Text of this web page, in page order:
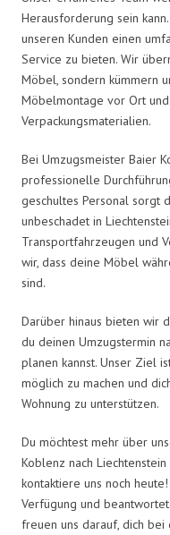
Herausforderung sein
unseren Kunden einen
Service zu bieten. Wir
Möbel, sondern kümmern
Möbelmontage vor Ort
Verpackungsmaterialien.
Bei Umzugsmeister Baier
professionelle
geschultes Personal sorgt
unbeschadet in
Transportfahrzeugen und
wir, dass deine Möbel
sind.
Darüber hinaus bieten wir
du deinen Umzugstermin
planen kannst. Unser Ziel
möglich zu machen und
Wohnung zu unterstützen.
Du möchtest mehr über
Koblenz nach
kontaktiere uns noch
Verfügung und
freuen uns darauf, dich